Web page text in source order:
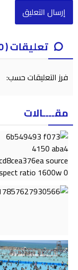
تعليقات ( 0 )
فرز التعليقات حسب:
مقــــالات